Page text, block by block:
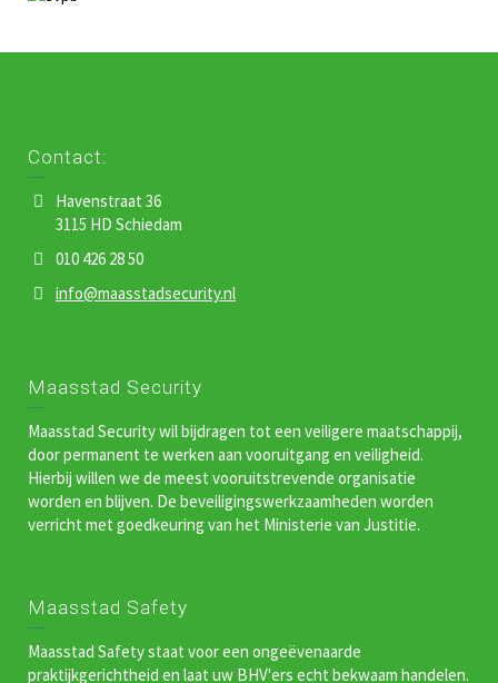
Contact:
Havenstraat 36
3115 HD Schiedam
010 426 28 50
info@maasstadsecurity.nl
Maasstad Security
Maasstad Security wil bijdragen tot een veiligere maatschappij,
door permanent te werken aan vooruitgang en veiligheid.
Hierbij willen we de meest vooruitstrevende organisatie
worden en blijven. De beveiligingswerkzaamheden worden
verricht met goedkeuring van het Ministerie van Justitie.
Maasstad Safety
Maasstad Safety staat voor een ongeëvenaarde
praktijkgerichtheid en laat uw BHV'ers echt bekwaam handelen.